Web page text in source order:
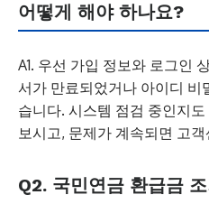
어떻게 해야 하나요?
A1. 우선 가입 정보와 로그인
서가 만료되었거나 아이디 비
습니다. 시스템 점검 중인지
보시고, 문제가 계속되면 고
Q2. 국민연금 환급금